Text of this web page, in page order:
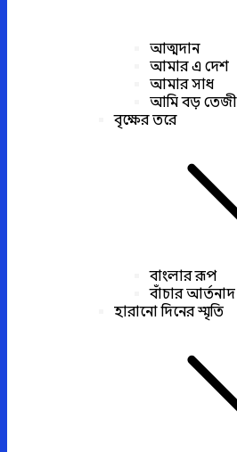
আত্মদান
আমার এ দেশ
আমার সাধ
আমি বড় তেজী
বৃক্ষের তরে
বাংলার রূপ
বাঁচার আর্তনাদ
হারানো দিনের স্মৃতি